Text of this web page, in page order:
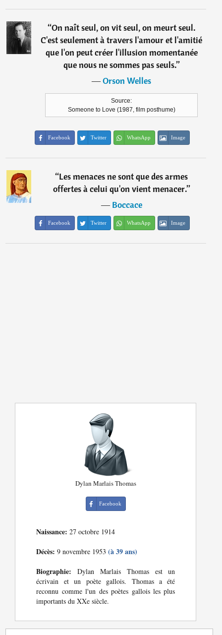
“On naît seul, on vit seul, on meurt seul.
C'est seulement à travers l'amour et l'amitié
que l'on peut créer l'illusion momentanée
que nous ne sommes pas seuls.”
―Orson Welles
Source:
Someone to Love (1987, film posthume)
Facebook Twitter WhatsApp Image
“Les menaces ne sont que des armes
offertes à celui qu'on vient menacer.”
―Boccace
Facebook Twitter WhatsApp Image
Dylan Marlais Thomas
Facebook
Naissance: 27 octobre 1914
Décès: 9 novembre 1953(à 39 ans)
Biographie: Dylan Marlais Thomas est un
écrivain et un poète gallois. Thomas a été
reconnu comme l'un des poètes gallois les plus
importants du XXe siècle.